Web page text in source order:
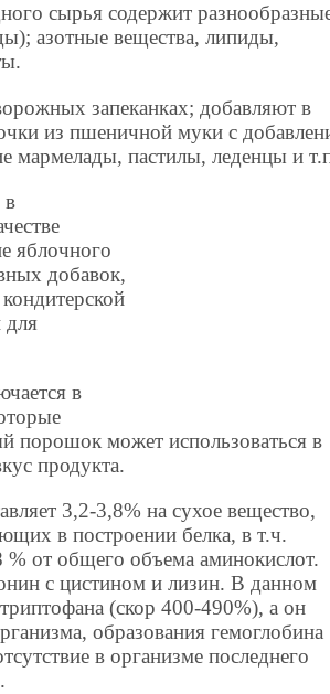
сырья содержит
азотные вещества, липиды,
запеканках; добавляют в
из пшеничной муки с
мармелады, пастилы, леденцы и
в
яблочного
добавок,
для
в
порошок может использоваться в
продукта.
3,2-3,8% на сухое вещество,
в построении белка, в т.ч.
от общего объема аминокислот.
с цистином и лизин. В данном
(скор 400-490%), а он
образования гемоглобина
в организме последнего